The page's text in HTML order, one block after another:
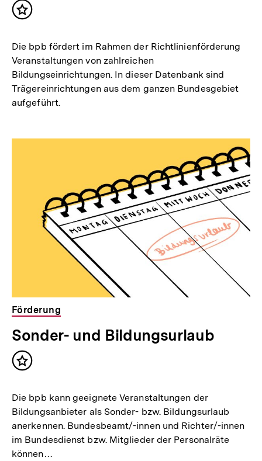
Inhalt
Die bpb fördert im Rahmen der Richtlinienförderung
Veranstaltungen von zahlreichen
Bildungseinrichtungen. In dieser Datenbank sind
Trägereinrichtungen aus dem ganzen Bundesgebiet
aufgeführt.
Förderung
Sonder- und Bildungsurlaub
Inhalt
Die bpb kann geeignete Veranstaltungen der
Bildungsanbieter als Sonder- bzw. Bildungsurlaub
anerkennen. Bundesbeamt/-innen und Richter/-innen
im Bundesdienst bzw. Mitglieder der Personalräte
können…